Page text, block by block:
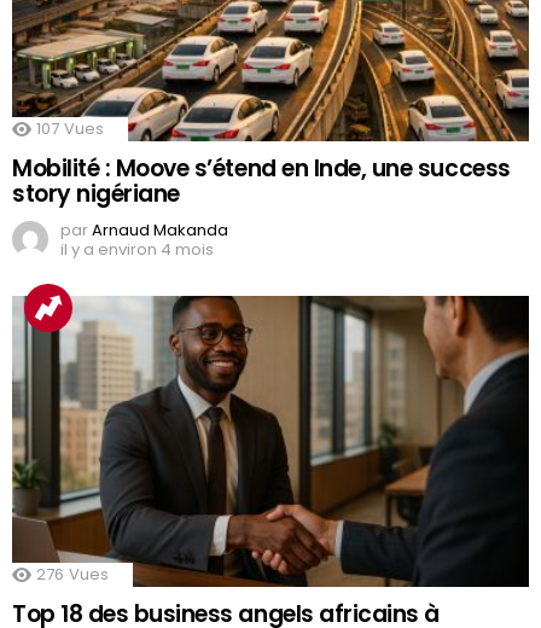
107 Vues
Mobilité : Moove s’étend en Inde, une success
story nigériane
parArnaud Makanda
il y a environ 4 mois
276 Vues
Top 18 des business angels africains à